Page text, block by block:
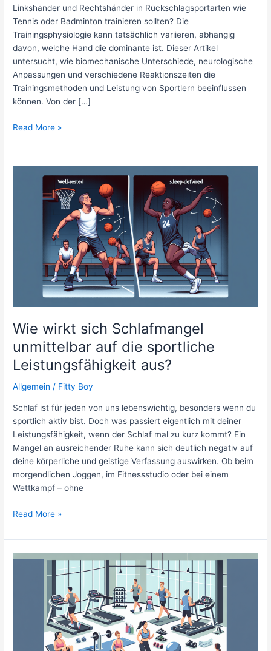
Linkshänder und Rechtshänder in Rückschlagsportarten wie
Tennis oder Badminton trainieren sollten? Die
Trainingsphysiologie kann tatsächlich variieren, abhängig
davon, welche Hand die dominante ist. Dieser Artikel
untersucht, wie biomechanische Unterschiede, neurologische
Anpassungen und verschiedene Reaktionszeiten die
Trainingsmethoden und Leistung von Sportlern beeinflussen
können. Von der […]
Gibt
Unterschiede
in
Trainingsphysiologie
Linkshändern
Rechtshändern
Rückschlagsportarten
Badminton?
Read More »
Wie wirkt sich Schlafmangel
unmittelbar auf die sportliche
Leistungsfähigkeit aus?
Allgemein / Fitty Boy
Schlaf ist für jeden von uns lebenswichtig, besonders wenn du
sportlich aktiv bist. Doch was passiert eigentlich mit deiner
Leistungsfähigkeit, wenn der Schlaf mal zu kurz kommt? Ein
Mangel an ausreichender Ruhe kann sich deutlich negativ auf
deine körperliche und geistige Verfassung auswirken. Ob beim
morgendlichen Joggen, im Fitnessstudio oder bei einem
Wettkampf – ohne
Wie
sich
Schlafmangel
sportliche
Leistungsfähigkeit
Read More »